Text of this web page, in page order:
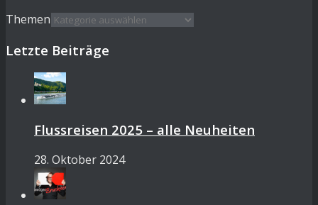
Themen
Letzte Beiträge
Flussreisen 2025 – alle Neuheiten
28. Oktober 2024